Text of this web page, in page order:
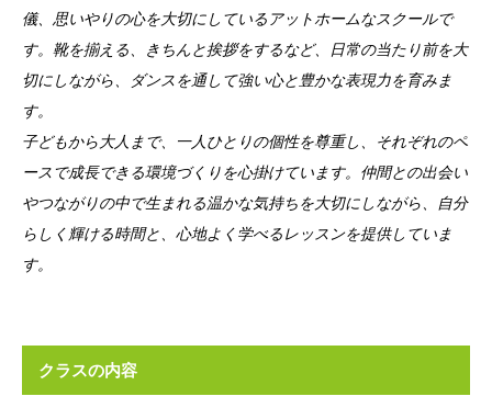
儀、思いやりの心を大切にしているアットホームなスクールで
す。靴を揃える、きちんと挨拶をするなど、日常の当たり前を大
切にしながら、ダンスを通して強い心と豊かな表現力を育みま
す。
子どもから大人まで、一人ひとりの個性を尊重し、それぞれのペ
ースで成長できる環境づくりを心掛けています。仲間との出会い
やつながりの中で生まれる温かな気持ちを大切にしながら、自分
らしく輝ける時間と、心地よく学べるレッスンを提供していま
す。
クラスの内容